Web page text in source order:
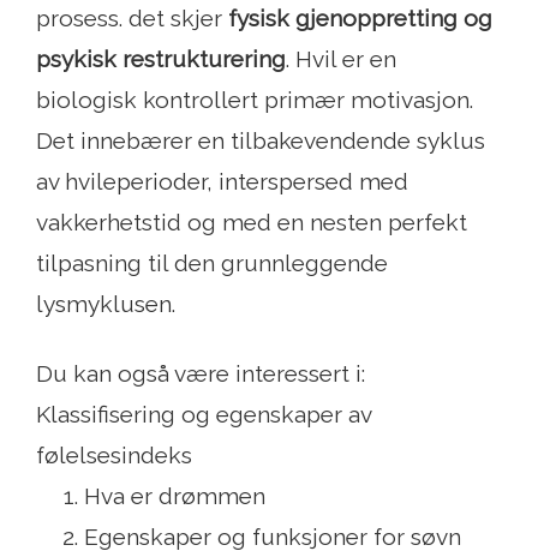
prosess. det skjer fysisk gjenoppretting og
psykisk restrukturering. Hvil er en
biologisk kontrollert primær motivasjon.
Det innebærer en tilbakevendende syklus
av hvileperioder, interspersed med
vakkerhetstid og med en nesten perfekt
tilpasning til den grunnleggende
lysmyklusen.
Du kan også være interessert i:
Klassifisering og egenskaper av
følelsesindeks
Hva er drømmen
Egenskaper og funksjoner for søvn